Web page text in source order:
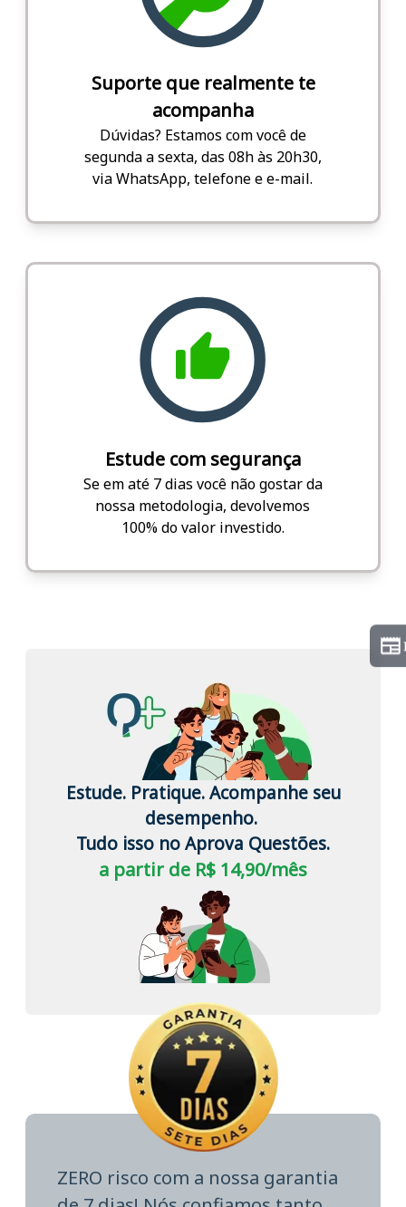
Suporte que realmente te
acompanha
Dúvidas? Estamos com você de
segunda a sexta, das 08h às 20h30,
via WhatsApp, telefone e e-mail.
Estude com segurança
Se em até 7 dias você não gostar da
nossa metodologia, devolvemos
100% do valor investido.
Estude. Pratique. Acompanhe seu
desempenho.
Tudo isso no Aprova Questões.
a partir de R$ 14,90/mês
ZERO risco com a nossa garantia